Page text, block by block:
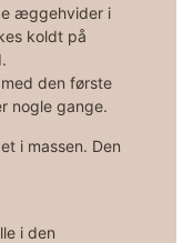
æggehvider i
koldt på
den første
nogle gange.
i massen. Den
i den